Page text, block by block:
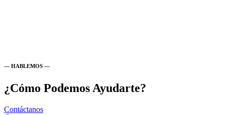
— HABLEMOS —
¿Cómo Podemos Ayudarte?
Contáctanos